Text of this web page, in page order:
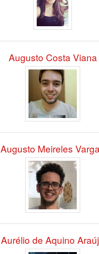
Augusto Costa Viana
Augusto Meireles
Aurélio de Aquino